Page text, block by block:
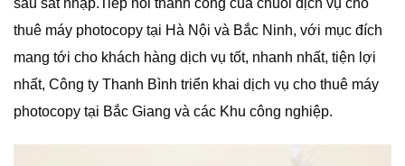
sau sát nhập.Tiếp nối thành công của chuỗi dịch vụ cho
thuê máy photocopy tại Hà Nội và Bắc Ninh, với mục đích
mang tới cho khách hàng dịch vụ tốt, nhanh nhất, tiện lợi
nhất, Công ty Thanh Bình triển khai dịch vụ cho thuê máy
photocopy tại Bắc Giang và các Khu công nghiệp.